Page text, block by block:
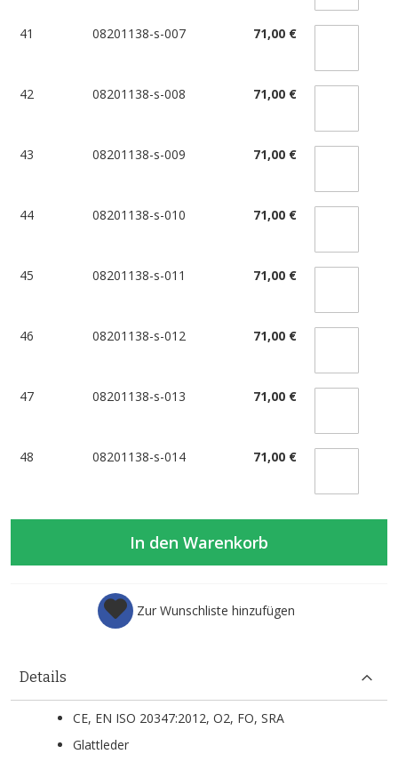
41 08201138-s-007 71,00 €
42 08201138-s-008 71,00 €
43 08201138-s-009 71,00 €
44 08201138-s-010 71,00 €
45 08201138-s-011 71,00 €
46 08201138-s-012 71,00 €
47 08201138-s-013 71,00 €
48 08201138-s-014 71,00 €
In den Warenkorb
Zur Wunschliste hinzufügen
Details
CE, EN ISO 20347:2012, O2, FO, SRA
Glattleder